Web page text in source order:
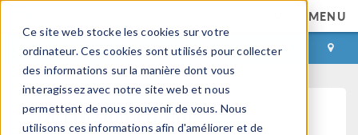
Ce site web stocke les cookies sur votre
ordinateur. Ces cookies sont utilisés pour collecter
des informations sur la manière dont vous
interagissez avec notre site web et nous
permettent de nous souvenir de vous. Nous
utilisons ces informations afin d'améliorer et de
MENU
CONNEXION CONTACT
Discussion Forum